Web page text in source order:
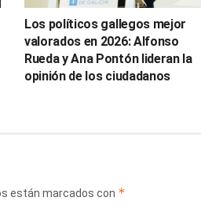
Los políticos gallegos mejor
valorados en 2026: Alfonso
Rueda y Ana Pontón lideran la
opinión de los ciudadanos
están marcados con *